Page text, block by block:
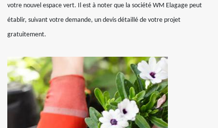
votre nouvel espace vert. Il est à noter que la société WM Elagage peut
établir, suivant votre demande, un devis détaillé de votre projet
gratuitement.